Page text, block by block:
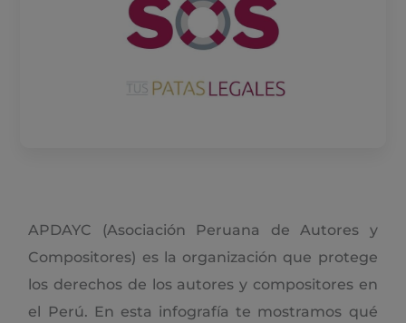
APDAYC (Asociación Peruana de Autores y
Compositores) es la organización que protege
los derechos de los autores y compositores en
el Perú. En esta infografía te mostramos qué